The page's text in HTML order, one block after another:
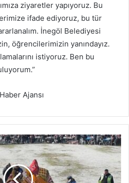
ziyaretler yapıyoruz. Bu
ifade ediyoruz, bu tür
İnegöl Belediyesi
öğrencilerimizin yanındayız.
istiyoruz. Ben bu
Ajansı